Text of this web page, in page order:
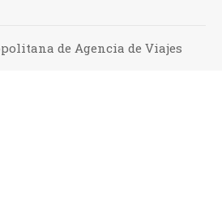
de Agencia de Viajes